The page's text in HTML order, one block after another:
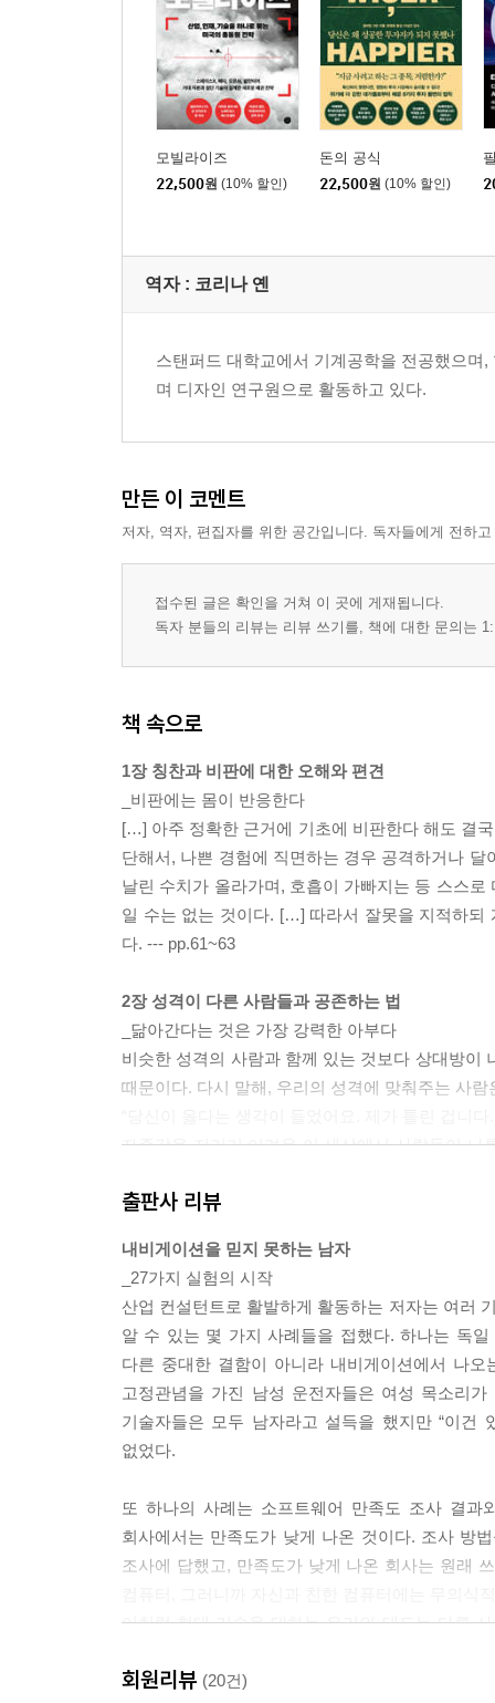
4장 타인의 감정에 대처하는 일곱 가지 방법
모든 감정은 두 가지 개념으로 설명할 수 있다
실험 14 이해의 본심 지금 내 감정이 들리나요?
실험 15 공감의 본심 유쾌한 승객이 침울한 운전자
실험 16 공감의 본심2 최근에 외로웠던 때를 얘기
감정을 다루는 법
실험 20 합리화의 본심 극도의 스트레스 상황에서
실험 21 신뢰의 본심 '전문가 TV' 실험
뇌는 믿고 싶다
실험 23 고정관념의 본심2 고정관념의 압박에 대한
실험 25 친밀감의 본심 벽을 허무는 대화법
실험 26 신뢰의 본심2 전문성 효과와 유사성 효과
그는 이성적인가, 정서적인가?
실험 27 고정관념의 본심3 생김새와 억양의 상관성
나가는 글 컴퓨터가 할 수 있는데 나라고 못 할 리
참고문헌
모빌라이즈
22,500원 (10% 할인)
돈의 공식
22,500원 (10% 할인)
역자 : 코리나 옌
스탠퍼드 대학교에서 기계공학을 전공했으며
며 디자인 연구원으로 활동하고 있다.
만든 이 코멘트
저자, 역자, 편집자를 위한 공간입니다. 독자들에게 전하
접수된 글은 확인을 거쳐 이 곳에 게재됩니다.
독자 분들의 리뷰는 리뷰 쓰기를, 책에 대한 문의는
책 속으로
1장 칭찬과 비판에 대한 오해와 편견
_비판에는 몸이 반응한다
[…] 아주 정확한 근거에 기초에 비판한다 해도 결
단해서, 나쁜 경험에 직면하는 경우 공격하거나
날린 수치가 올라가며, 호흡이 가빠지는 등 스스
일 수는 없는 것이다. […] 따라서 잘못을 지적하되
다. --- pp.61~63
2장 성격이 다른 사람들과 공존하는 법
_닮아간다는 것은 가장 강력한 아부다
비슷한 성격의 사람과 함께 있는 것보다 상대방이
때문이다. 다시 말해, 우리의 성격에 맞춰주는 사
자존감을 지키기 어려운 이 세상에서 사람들이
_비슷할수록 뭉친다
동질감과 상호의존감은 팀워크에 필요한 개별적
으로 이어질 수 있는 이유는 옥스퍼드 대학교의
단이 보이는 이타적인 행동을 연구하여 인간을
도록 유전자를 공유한 대상들을 도우려고 한다는
유사한지 바로 판단할 수 없기 때문에 우리는 다
리의 뇌는 “나와 육체적 특성을 공유하는 사람들
한 특성을 공유한 사람은 내 도움을 받아야 마땅
4장 타인의 감정에 대처하는 일곱 가지 법칙
_승진 소식을 슬픈 목소리로 들으면 불쾌하다
하고 반감을 느낀다. 이 개념을 이해하지 못해서
출판사 리뷰
내비게이션을 믿지 못하는 남자
_27가지 실험의 시작
산업 컨설턴트로 활발하게 활동하는 저자는 여러
알 수 있는 몇 가지 사례들을 접했다. 하나는 독
다른 중대한 결함이 아니라 내비게이션에서 나
고정관념을 가진 남성 운전자들은 여성 목소리
기술자들은 모두 남자라고 설득을 했지만 “이건
없었다.
또 하나의 사례는 소프트웨어 만족도 조사 결과
회사에서는 만족도가 낮게 나온 것이다. 조사 방
조사에 답했고, 만족도가 낮게 나온 회사는 원래
이처럼 현대 기술을 대하는 우리의 태도는 다른
검증해보았다.
회원리뷰 (20건)